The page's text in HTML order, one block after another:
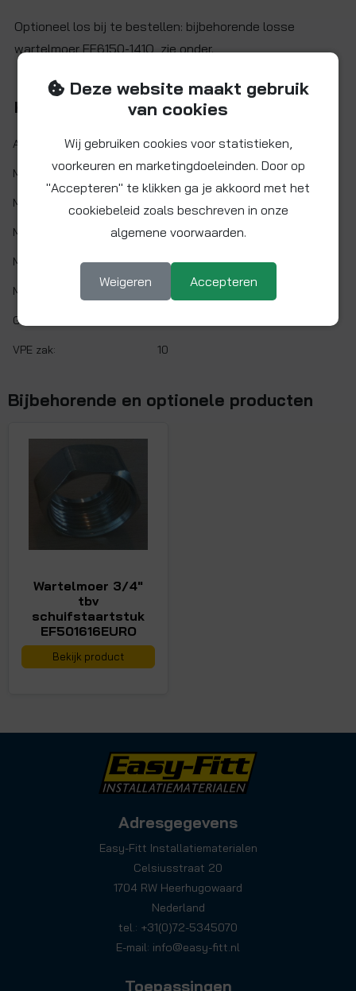
Optioneel los bij te bestellen: bijbehorende losse
wartelmoer EF6150-141O, zie onder.
Kenmerken
Artikelnr.: EF501616EURO
Maat: Ø 16 mm x 3/4" BSP
Materiaal: Messing (CW617N)
Min. werktemp.: 1 °C
Max. werktemp.: 90 °C
Max. werkdruk: 10 bar bij 20°C
Gaskeur:
VPE zak: 10
Bijbehorende en optionele producten
Wartelmoer 3/4"
tbv
schuifstaartstuk
EF501616EURO
Bekijk product
Adresgegevens
Easy-Fitt Installatiematerialen
Celsiusstraat 20
1704 RW Heerhugowaard
Nederland
tel.: +31(0)72-5345070
E-mail: info@easy-fitt.nl
Toepassingen
Deze website maakt gebruik
van cookies
Wij gebruiken cookies voor statistieken,
voorkeuren en marketingdoeleinden. Door op
"Accepteren" te klikken ga je akkoord met het
cookiebeleid zoals beschreven in onze
algemene voorwaarden.
Weigeren Accepteren